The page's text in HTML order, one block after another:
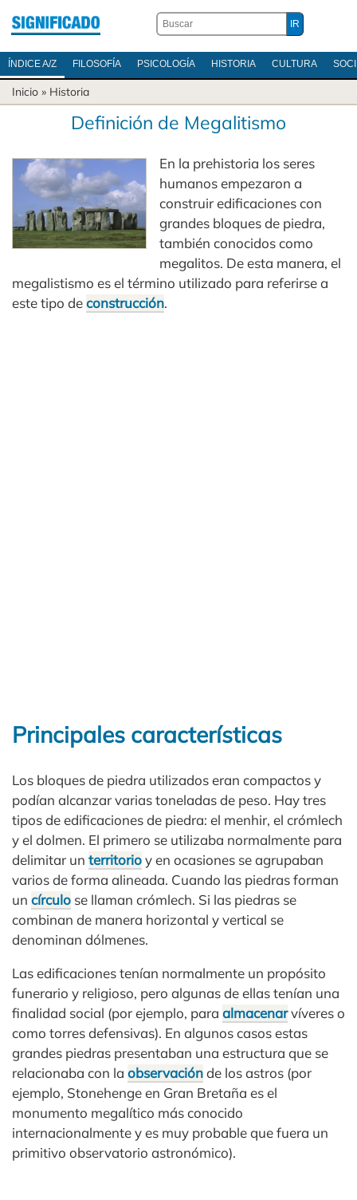
ÍNDICE A/Z FILOSOFÍA PSICOLOGÍA HISTORIA CULTURA
Inicio » Historia
Definición de Megalitismo
En la prehistoria los seres
humanos empezaron a
construir edificaciones con
grandes bloques de piedra,
también conocidos como
megalitos. De esta manera, el
megalistismo es el término utilizado para referirse a
este tipo deconstrucción.
Principales características
Los bloques de piedra utilizados eran compactos y
podían alcanzar varias toneladas de peso. Hay tres
tipos de edificaciones de piedra: el menhir, el crómlech
y el dolmen. El primero se utilizaba normalmente para
delimitar un territorioy en ocasiones se agrupaban
varios de forma alineada. Cuando las piedras forman
un círculo se llaman crómlech. Si las piedras se
combinan de manera horizontal y vertical se
denominan dólmenes.
Las edificaciones tenían normalmente un propósito
funerario y religioso, pero algunas de ellas tenían una
finalidad social (por ejemplo, para almacenarvíveres o
como torres defensivas). En algunos casos estas
grandes piedras presentaban una estructura que se
relacionaba con la observaciónde los astros (por
ejemplo, Stonehenge en Gran Bretaña es el
monumento megalítico más conocido
internacionalmente y es muy probable que fuera un
primitivo observatorio astronómico).